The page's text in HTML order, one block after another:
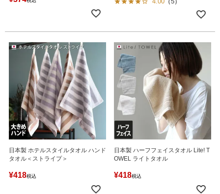
日本製 ホテルスタイルタオル ハンド
タオル＜ストライプ＞
¥418税込
日本製 ハーフフェイスタオル Lite! T
OWEL ライトタオル
¥418税込